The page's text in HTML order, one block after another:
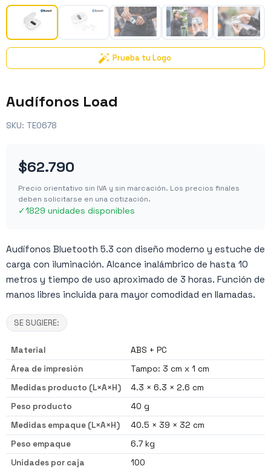
Prueba tu Logo
Audífonos Load
SKU: TE0678
$62.790
Precio orientativo sin IVA y sin marcación. Los precios finales
deben solicitarse en una cotización.
✓1829 unidades disponibles
Audífonos Bluetooth 5.3 con diseño moderno y estuche de
carga con iluminación. Alcance inalámbrico de hasta 10
metros y tiempo de uso aproximado de 3 horas. Función de
manos libres incluida para mayor comodidad en llamadas.
SE SUGIERE:
Material
ABS + PC
Área de impresión
Tampo: 3 cm x 1 cm
Medidas producto (L×A×H)
4.3 × 6.3 × 2.6 cm
Peso producto
40 g
Medidas empaque (L×A×H)
40.5 × 39 × 32 cm
Peso empaque
6.7 kg
Unidades por caja
100